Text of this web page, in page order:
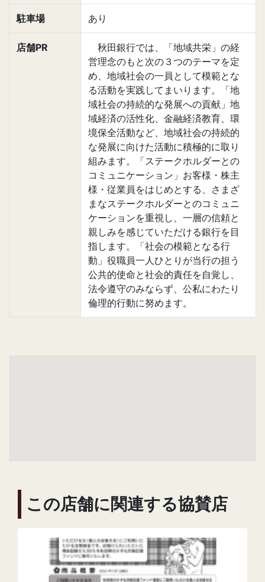
駐車場 あり
店舗PR
秋田銀行では、「地域共栄」の経
営理念のもと次の３つのテーマを定
め、地域社会の一員として模範とな
る活動を実践してまいります。「地
域社会の持続的な発展への貢献」地
域経済の活性化、金融経済教育、環
境保全活動など、地域社会の持続的
な発展に向けた活動に積極的に取り
組みます。「ステークホルダーとの
コミュニケーション」お客様・株主
様・従業員をはじめとする、さまざ
まなステークホルダーとのコミュニ
ケーションを重視し、一層の信頼と
親しみを感じていただける銀行を目
指します。「社会の模範となる行
動」役職員一人ひとりが当行の担う
公共的使命と社会的責任を自覚し、
法令遵守のみならず、公私にわたり
倫理的行動に努めます。
この店舗に関連する協賛店